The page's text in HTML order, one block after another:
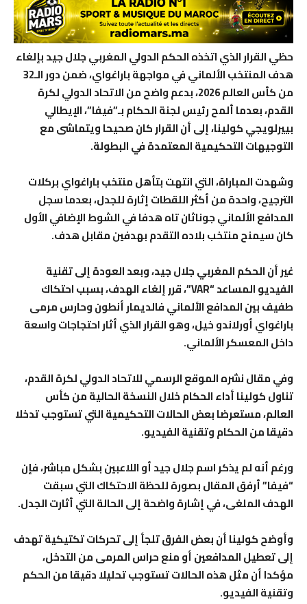
حظي القرار الذي اتخذه الحكم الدولي المغربي جلال جيد بإلغاء
هدف المنتخب الألماني في مواجهة باراغواي، ضمن دور الـ32
من كأس العالم 2026، بدعم واضح من الاتحاد الدولي لكرة
القدم، بعدما ألمح رئيس لجنة الحكام بـ”فيفا”، الإيطالي
بييرلويجي كولينا، إلى أن القرار كان صحيحا ويتماشى مع
التوجيهات التحكيمية المعتمدة في البطولة.
وشهدت المباراة، التي انتهت بتأهل منتخب باراغواي بركلات
الترجيح، واحدة من أكثر اللقطات إثارة للجدل، بعدما سجل
المدافع الألماني جوناثان تاه هدفا في الشوط الإضافي الأول
كان سيمنح منتخب بلاده التقدم بهدفين مقابل هدف.
غير أن الحكم المغربي جلال جيد، وبعد العودة إلى تقنية
الفيديو المساعد “VAR”، قرر إلغاء الهدف، بسبب احتكاك
طفيف بين المدافع الألماني فالديمار أنطون وحارس مرمى
باراغواي أورلاندو خيل، وهو القرار الذي أثار احتجاجات واسعة
داخل المعسكر الألماني.
وفي مقال نشره الموقع الرسمي للاتحاد الدولي لكرة القدم،
تناول كولينا أداء الحكام خلال النسخة الحالية من كأس
العالم، مستعرضا بعض الحالات التحكيمية التي تستوجب تدخلا
دقيقا من الحكام وتقنية الفيديو.
ورغم أنه لم يذكر اسم جلال جيد أو اللاعبين بشكل مباشر، فإن
“فيفا” أرفق المقال بصورة للحظة الاحتكاك التي سبقت
الهدف الملغى، في إشارة واضحة إلى الحالة التي أثارت الجدل.
وأوضح كولينا أن بعض الفرق تلجأ إلى تحركات تكتيكية تهدف
إلى تعطيل المدافعين أو منع حراس المرمى من التدخل،
مؤكدا أن مثل هذه الحالات تستوجب تحليلا دقيقا من الحكم
وتقنية الفيديو.